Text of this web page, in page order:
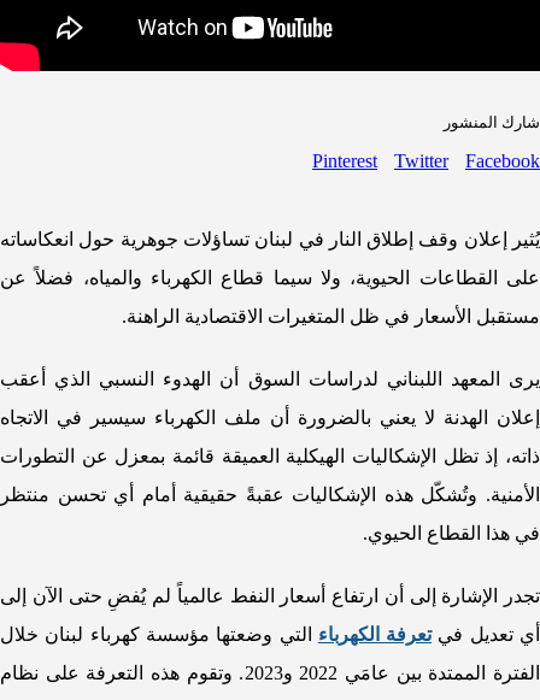
شارك المنشور
Facebook
Twitter
Pinterest
يُثير إعلان وقف إطلاق النار في لبنان تساؤلات جوهرية حول انعكاساته
على القطاعات الحيوية، ولا سيما قطاع الكهرباء والمياه، فضلاً عن
مستقبل الأسعار في ظل المتغيرات الاقتصادية الراهنة.
يرى المعهد اللبناني لدراسات السوق أن الهدوء النسبي الذي أعقب
إعلان الهدنة لا يعني بالضرورة أن ملف الكهرباء سيسير في الاتجاه
ذاته، إذ تظل الإشكاليات الهيكلية العميقة قائمة بمعزل عن التطورات
الأمنية. وتُشكّل هذه الإشكاليات عقبةً حقيقية أمام أي تحسن منتظر
في هذا القطاع الحيوي.
تجدر الإشارة إلى أن ارتفاع أسعار النفط عالمياً لم يُفضِ حتى الآن إلى
أي تعديل فيتعرفة الكهرباء التي وضعتها مؤسسة كهرباء لبنان خلال
الفترة الممتدة بين عامَي 2022 و2023. وتقوم هذه التعرفة على نظام